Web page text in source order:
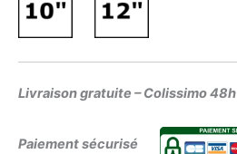
Livraison gratuite – Colissimo 48h
Paiement sécurisé